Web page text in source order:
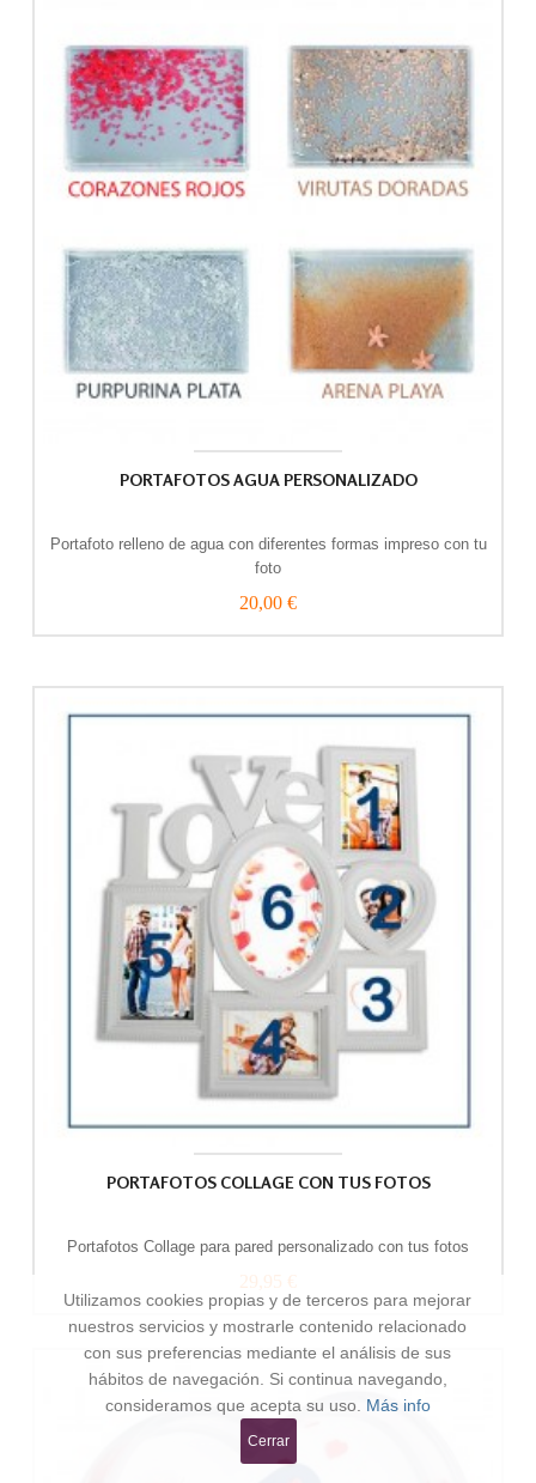
PORTAFOTOS AGUA PERSONALIZADO
Portafoto relleno de agua con diferentes formas impreso con tu
foto
20,00 €
PORTAFOTOS COLLAGE CON TUS FOTOS
Portafotos Collage para pared personalizado con tus fotos
29,95 €
Utilizamos cookies propias y de terceros para mejorar
nuestros servicios y mostrarle contenido relacionado
con sus preferencias mediante el análisis de sus
hábitos de navegación. Si continua navegando,
consideramos que acepta su uso. Más info
Cerrar